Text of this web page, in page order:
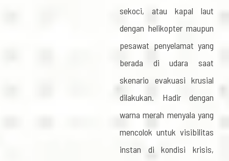
sekoci, atau kapal laut
dengan helikopter maupun
pesawat penyelamat yang
berada di udara saat
skenario evakuasi krusial
dilakukan. Hadir dengan
warna merah menyala yang
mencolok untuk visibilitas
instan di kondisi krisis,